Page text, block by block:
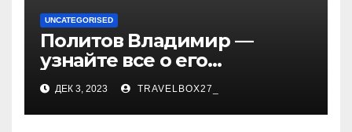
UNCATEGORISED
Политов Владимир —
узнайте все о его
биографии, возрасте и
впечатляющих
достижениях!
ДЕК 3, 2023 TRAVELBOX27_